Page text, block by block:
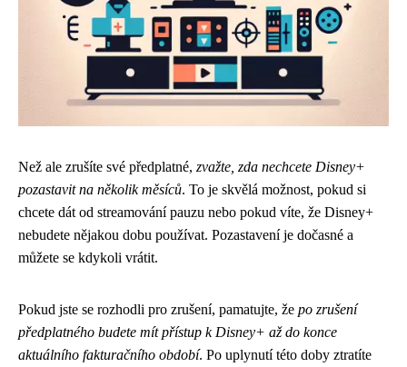
Než ale zrušíte své předplatné, zvažte, zda nechcete Disney+
pozastavit na několik měsíců. To je skvělá možnost, pokud si
chcete dát od streamování pauzu nebo pokud víte, že Disney+
nebudete nějakou dobu používat. Pozastavení je dočasné a
můžete se kdykoli vrátit.
Pokud jste se rozhodli pro zrušení, pamatujte, že po zrušení
předplatného budete mít přístup k Disney+ až do konce
aktuálního fakturačního období. Po uplynutí této doby ztratíte